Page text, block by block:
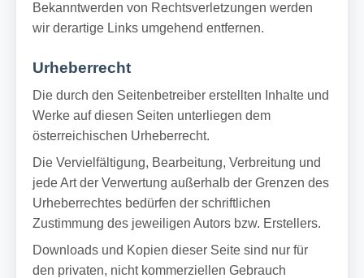
Bekanntwerden von Rechtsverletzungen werden
wir derartige Links umgehend entfernen.
Urheberrecht
Die durch den Seitenbetreiber erstellten Inhalte und
Werke auf diesen Seiten unterliegen dem
österreichischen Urheberrecht.
Die Vervielfältigung, Bearbeitung, Verbreitung und
jede Art der Verwertung außerhalb der Grenzen des
Urheberrechtes bedürfen der schriftlichen
Zustimmung des jeweiligen Autors bzw. Erstellers.
Downloads und Kopien dieser Seite sind nur für
den privaten, nicht kommerziellen Gebrauch